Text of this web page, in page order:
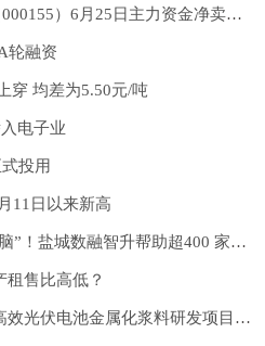
股票行情快报：川能动力（000155）6月25日主力资金净卖出3589.14万元|今日热搜
轮融资
穿 均差为5.50元/吨
电子业
投用
11日以来新高
每日快播:给工厂装“数字大脑”！盐城数融智升帮助超400 家中小企业升级“智能制造”
售比高低？
每日讯息!帝科湖州下一代高效光伏电池金属化浆料研发项目备案